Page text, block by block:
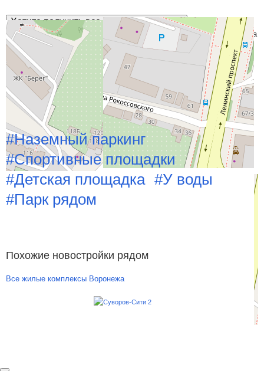
Хотите получить все документы сразу?
С проектной декларацией по объектам ВМУ-2 можно ознакомиться на
сайте
наш.дом.рф
Особенности
#Наземный паркинг
#Спортивные площадки
#Детская площадка #У воды
#Парк рядом
Похожие новостройки рядом
Все жилые комплексы Воронежа